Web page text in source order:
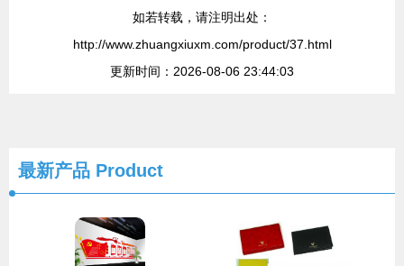
如若转载，请注明出处：
http://www.zhuangxiuxm.com/product/37.html
更新时间：2026-08-06 23:44:03
最新产品 Product